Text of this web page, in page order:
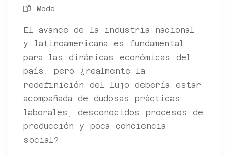
Moda
El avance de la industria nacional
y latinoamericana es fundamental
para las dinámicas económicas del
país, pero ¿realmente la
redefinición del lujo debería estar
acompañada de dudosas prácticas
laborales, desconocidos procesos de
producción y poca conciencia
social?